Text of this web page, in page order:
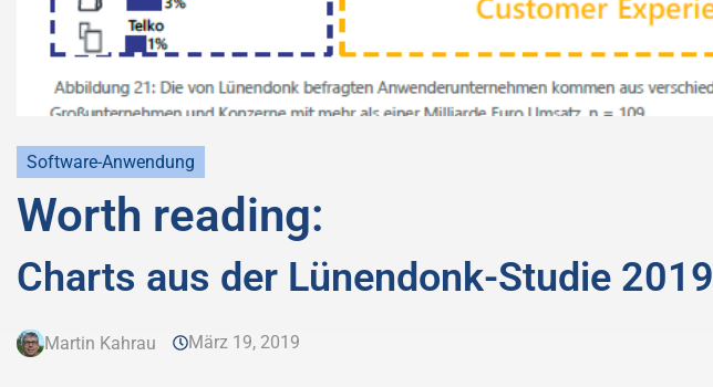
Software-Anwendung
Worth reading:
Charts aus der Lünendonk-Studie 2019
Martin Kahrau März 19, 2019